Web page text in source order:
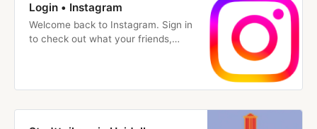
(2002/49/EG) verabschiedet. Sie
ermöglicht es, die Lärmbelas…
Login • Instagram
Welcome back to Instagram. Sign in
to check out what your friends,